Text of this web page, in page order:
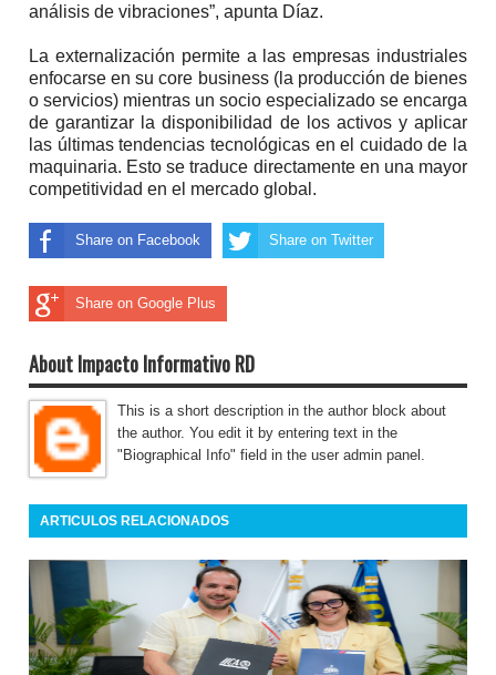
análisis de vibraciones”, apunta Díaz.
La externalización permite a las empresas industriales
enfocarse en su core business (la producción de bienes
o servicios) mientras un socio especializado se encarga
de garantizar la disponibilidad de los activos y aplicar
las últimas tendencias tecnológicas en el cuidado de la
maquinaria. Esto se traduce directamente en una mayor
competitividad en el mercado global.
Share on Facebook Share on Twitter
Share on Google Plus
About Impacto Informativo RD
This is a short description in the author block about
the author. You edit it by entering text in the
"Biographical Info" field in the user admin panel.
ARTICULOS RELACIONADOS